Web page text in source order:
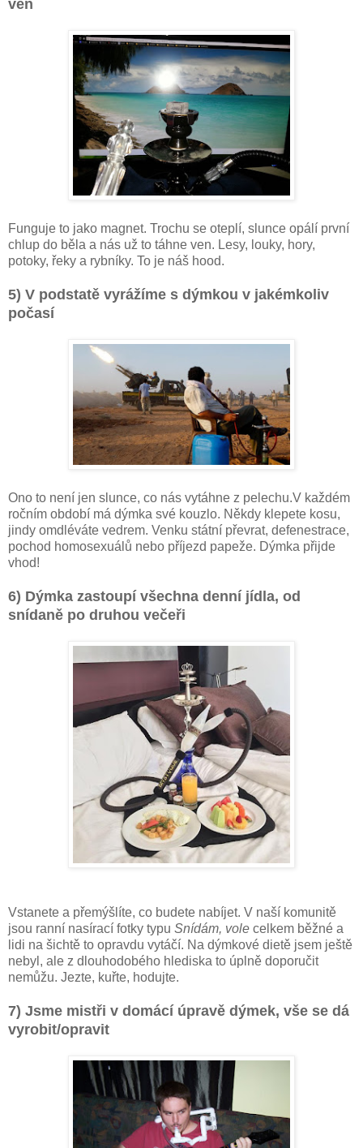
ven
Funguje to jako magnet. Trochu se oteplí, slunce opálí první
chlup do běla a nás už to táhne ven. Lesy, louky, hory,
potoky, řeky a rybníky. To je náš hood.
5) V podstatě vyrážíme s dýmkou v jakémkoliv
počasí
Ono to není jen slunce, co nás vytáhne z pelechu.V každém
ročním období má dýmka své kouzlo. Někdy klepete kosu,
jindy omdléváte vedrem. Venku státní převrat, defenestrace,
pochod homosexuálů nebo příjezd papeže. Dýmka přijde
vhod!
6) Dýmka zastoupí všechna denní jídla, od
snídaně po druhou večeři
Vstanete a přemýšlíte, co budete nabíjet. V naší komunitě
jsou ranní nasírací fotky typu Snídám, vole celkem běžné a
lidi na šichtě to opravdu vytáčí. Na dýmkové dietě jsem ještě
nebyl, ale z dlouhodobého hlediska to úplně doporučit
nemůžu. Jezte, kuřte, hodujte.
7) Jsme mistři v domácí úpravě dýmek, vše se dá
vyrobit/opravit